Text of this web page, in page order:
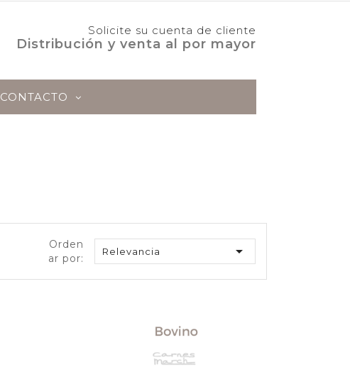
Solicite su cuenta de cliente
Distribución y venta al por mayor
CONTACTO
Orden
ar por:
Relevancia 